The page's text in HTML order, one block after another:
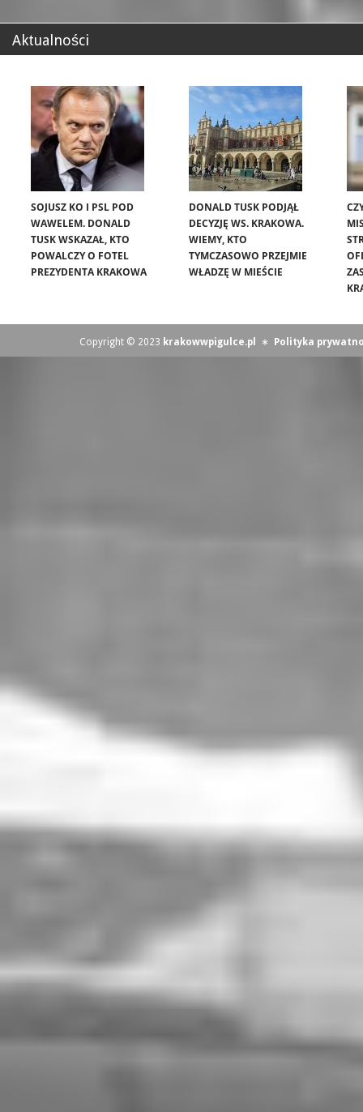
Aktualności
SOJUSZ KO I PSL POD
WAWELEM. DONALD
TUSK WSKAZAŁ, KTO
POWALCZY O FOTEL
PREZYDENTA KRAKOWA
DONALD TUSK PODJĄŁ
DECYZJĘ WS. KRAKOWA.
WIEMY, KTO
TYMCZASOWO PRZEJMIE
WŁADZĘ W MIEŚCIE
Copyright © 2023 krakowwpigulce.pl ∗ Polityka